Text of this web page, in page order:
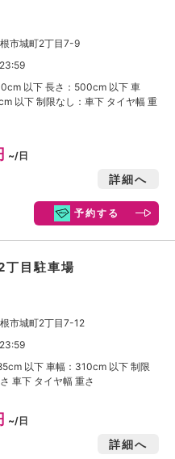
市城町2丁目7-9
以下 長さ：500cm 以下 車
以下 制限なし：車下 タイヤ幅 重
~/日
詳細へ
予約する
目駐車場
市城町2丁目7-12
以下 車幅：310cm 以下 制限
車下 タイヤ幅 重さ
~/日
詳細へ